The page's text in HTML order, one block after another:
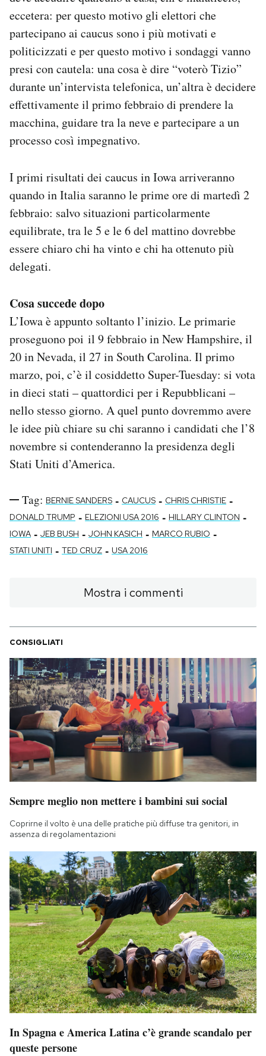
eccetera: per questo motivo gli elettori che
partecipano ai caucus sono i più motivati e
politicizzati e per questo motivo i sondaggi vanno
presi con cautela: una cosa è dire “voterò Tizio”
durante un’intervista telefonica, un’altra è decidere
effettivamente il primo febbraio di prendere la
macchina, guidare tra la neve e partecipare a un
processo così impegnativo.
I primi risultati dei caucus in Iowa arriveranno
quando in Italia saranno le prime ore di martedì 2
febbraio: salvo situazioni particolarmente
equilibrate, tra le 5 e le 6 del mattino dovrebbe
essere chiaro chi ha vinto e chi ha ottenuto più
delegati.
Cosa succede dopo
L’Iowa è appunto soltanto l’inizio. Le primarie
proseguono poi il 9 febbraio in New Hampshire, il
20 in Nevada, il 27 in South Carolina. Il primo
marzo, poi, c’è il cosiddetto Super-Tuesday: si vota
in dieci stati – quattordici per i Repubblicani –
nello stesso giorno. A quel punto dovremmo avere
le idee più chiare su chi saranno i candidati che l’8
novembre si contenderanno la presidenza degli
Stati Uniti d’America.
Tag: BERNIE SANDERS - CAUCUS - CHRIS CHRISTIE -
DONALD TRUMP - ELEZIONI USA 2016 - HILLARY CLINTON -
IOWA - JEB BUSH - JOHN KASICH - MARCO RUBIO -
STATI UNITI - TED CRUZ - USA 2016
Mostra i commenti
CONSIGLIATI
Sempre meglio non mettere i bambini sui social
Coprirne il volto è una delle pratiche più diffuse tra genitori, in
assenza di regolamentazioni
In Spagna e America Latina c’è grande scandalo per
queste persone